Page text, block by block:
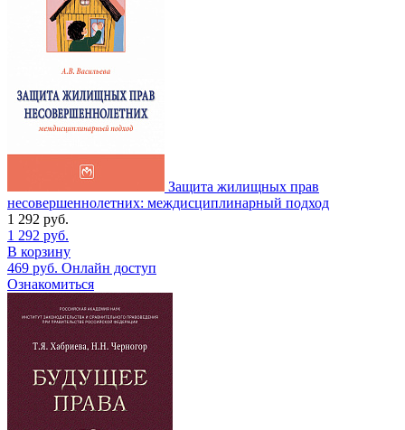
Защита жилищных прав
несовершеннолетних: междисциплинарный подход
1 292 руб.
1 292 руб.
В корзину
469 руб. Онлайн доступ
Ознакомиться